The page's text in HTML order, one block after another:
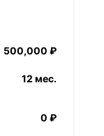
500,000 ₽
12 мес.
0 ₽